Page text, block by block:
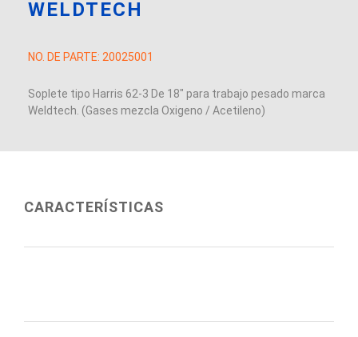
WELDTECH
NO. DE PARTE: 20025001
Soplete tipo Harris 62-3 De 18″ para trabajo pesado marca
Weldtech. (Gases mezcla Oxigeno / Acetileno)
CARACTERÍSTICAS